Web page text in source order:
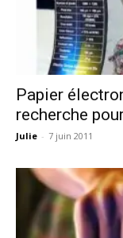
Papier
recherche
Julie - 7 juin 2011